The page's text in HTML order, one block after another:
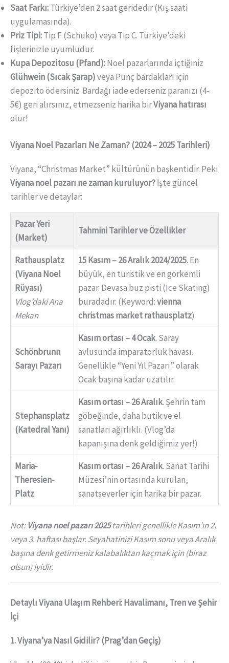
Saat Farkı:Türkiye’den 2 saat geridedir (Kış saati
uygulamasında).
Priz Tipi:Tip F (Schuko) veya Tip C. Türkiye’deki
fişlerinizle uyumludur.
Kupa Depozitosu (Pfand):Noel pazarlarında içtiğiniz
Glühwein (Sıcak Şarap)veya Punç bardakları için
depozito ödersiniz. Bardağı iade ederseniz paranızı (4-
5€) geri alırsınız, etmezseniz harika birViyana hatırası
olur!
Viyana Noel Pazarları Ne Zaman? (2024 – 2025 Tarihleri)
Viyana, “Christmas Market” kültürünün başkentidir. Peki
Viyana noel pazarı ne zaman kuruluyor?İşte güncel
tarihler ve detaylar:
Pazar Yeri
(Market)
Tahmini Tarihler ve Özellikler
Rathausplatz
(Viyana Noel
Rüyası)
Vlog’daki Ana
Mekan
15 Kasım – 26 Aralık 2024/2025. En
büyük, en turistik ve en görkemli
pazar. Devasa buz pisti (Ice Skating)
buradadır. (Keyword:vienna
christmas market rathausplatz)
Schönbrunn
Sarayı Pazarı
Kasım ortası – 4 Ocak. Saray
avlusunda imparatorluk havası.
Genellikle “Yeni Yıl Pazarı” olarak
Ocak başına kadar uzatılır.
Stephansplatz
(Katedral Yanı)
Kasım ortası – 26 Aralık. Şehrin tam
göbeğinde, daha butik ve el
sanatları ağırlıklı. (Vlog’da
kapanışına denk geldiğimiz yer!)
Maria-
Theresien-
Platz
Kasım ortası – 26 Aralık. Sanat Tarihi
Müzesi’nin ortasında kurulan,
sanatseverler için harika bir pazar.
Not: Viyana noel pazarı 2025tarihleri genellikle Kasım’ın 2.
veya 3. haftası başlar. Seyahatinizi Kasım sonu veya Aralık
başına denk getirmeniz kalabalıktan kaçmak için (biraz
olsun) iyidir.
Detaylı Viyana Ulaşım Rehberi: Havalimanı, Tren ve Şehir
İçi
1. Viyana’ya Nasıl Gidilir? (Prag’dan Geçiş)